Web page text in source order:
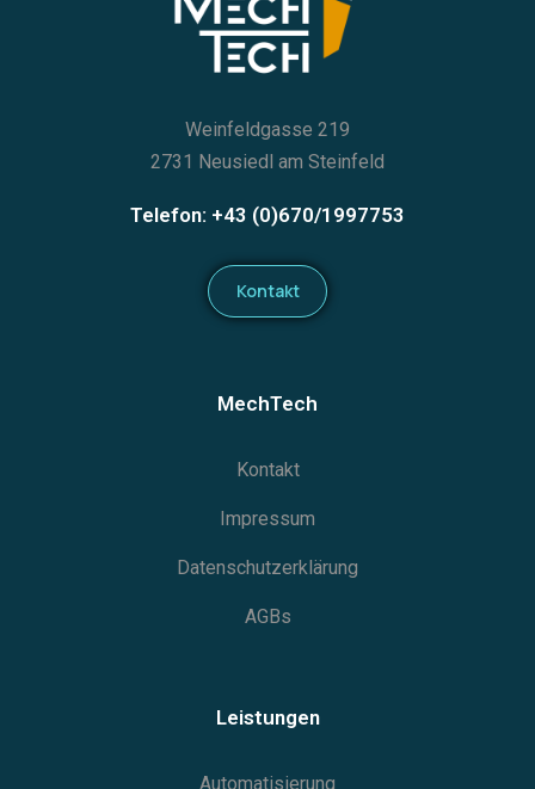
Weinfeldgasse 219
2731 Neusiedl am Steinfeld
Telefon: +43 (0)670/1997753
Kontakt
MechTech
Kontakt
Impressum
Datenschutzerklärung
AGBs
Leistungen
Automatisierung